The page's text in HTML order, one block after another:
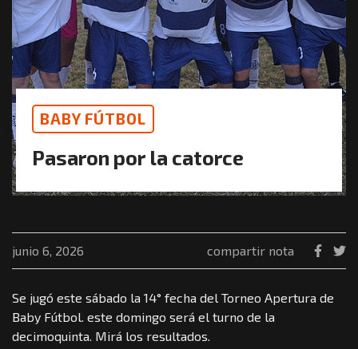
BABY FÚTBOL
Pasaron por la catorce
junio 6, 2026 compartir nota
Se jugó este sábado la 14° fecha del Torneo Apertura de
Baby Fútbol. este domingo será el turno de la
decimoquinta. Mirá los resultados.